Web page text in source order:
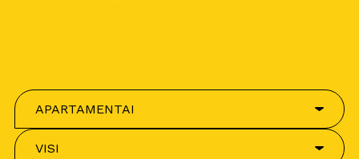
APARTAMENTAI
VISI